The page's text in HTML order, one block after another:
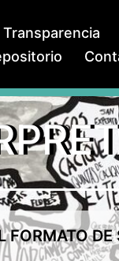
Transparencia
FORMATO DE